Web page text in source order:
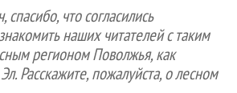
что согласились
наших читателей с таким
регионом Поволжья, как
Расскажите, пожалуйста, о лесном